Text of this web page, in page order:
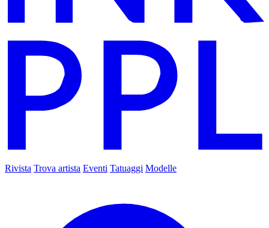
Rivista Trova artista Eventi Tatuaggi Modelle